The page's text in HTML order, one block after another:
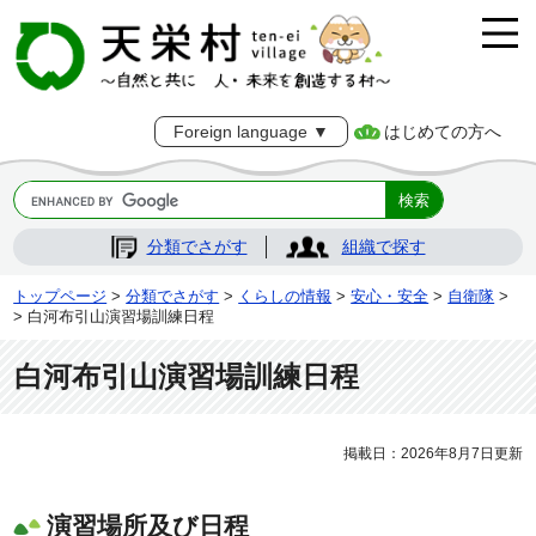
Foreign language ▼ はじめての方へ
分類でさがす 組織で探す
トップページ >分類でさがす > くらしの情報 >安心・安全 > 自衛隊 >
> 白河布引山演習場訓練日程
白河布引山演習場訓練日程
掲載日：2026年8月7日更新
演習場所及び日程